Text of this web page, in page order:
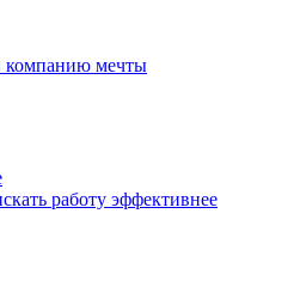
компанию мечты
работу эффективнее